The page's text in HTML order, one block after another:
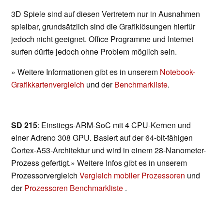
3D Spiele sind auf diesen Vertretern nur in Ausnahmen
spielbar, grundsätzlich sind die Grafiklösungen hierfür
jedoch nicht geeignet. Office Programme und Internet
surfen dürfte jedoch ohne Problem möglich sein.
» Weitere Informationen gibt es in unserem Notebook-
Grafikkartenvergleich und derBenchmarkliste.
SD 215: Einstiegs-ARM-SoC mit 4 CPU-Kernen und
einer Adreno 308 GPU. Basiert auf der 64-bit-fähigen
Cortex-A53-Architektur und wird in einem 28-Nanometer-
Prozess gefertigt.» Weitere Infos gibt es in unserem
Prozessorvergleich Vergleich mobiler Prozessoren und
derProzessoren Benchmarkliste .